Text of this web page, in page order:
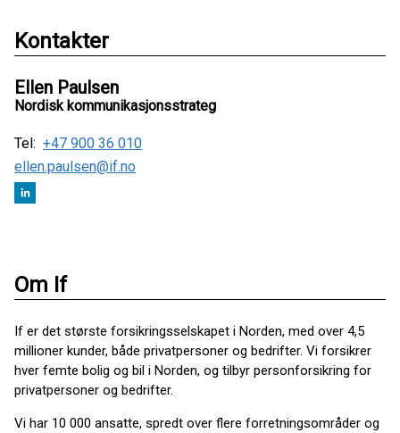
Kontakter
Ellen Paulsen
Nordisk kommunikasjonsstrateg
Tel: +47 900 36 010
ellen.paulsen@if.no
Om If
If er det største forsikringsselskapet i Norden, med over 4,5
millioner kunder, både privatpersoner og bedrifter. Vi forsikrer
hver femte bolig og bil i Norden, og tilbyr personforsikring for
privatpersoner og bedrifter.
Vi har 10 000 ansatte, spredt over flere forretningsområder og